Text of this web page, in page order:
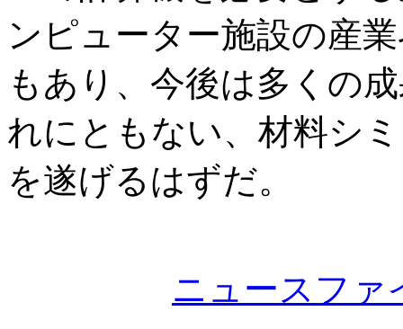
ンピューター施設の産
もあり、今後は多くの
れにともない、材料シ
を遂げるはずだ。
ニュースファ